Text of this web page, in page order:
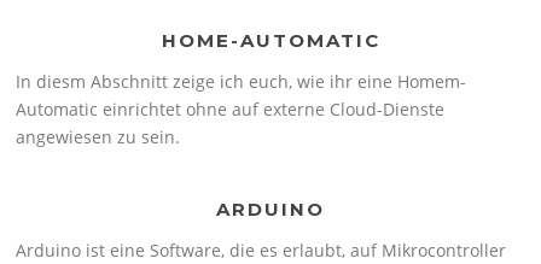
HOME-AUTOMATIC
In diesm Abschnitt zeige ich euch, wie ihr eine Homem-
Automatic einrichtet ohne auf externe Cloud-Dienste
angewiesen zu sein.
ARDUINO
Arduino ist eine Software, die es erlaubt, auf Mikrocontroller